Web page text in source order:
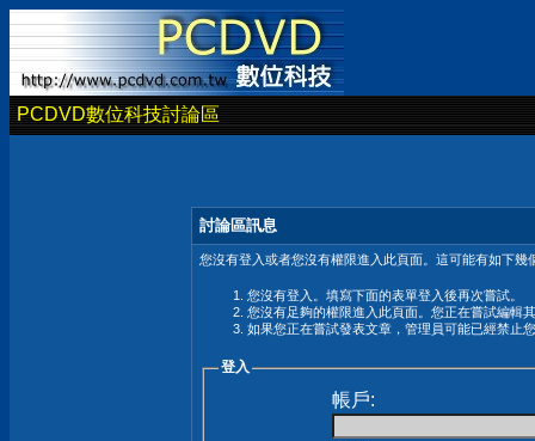
PCDVD數位科技討論區
討論區訊息
您沒有登入或者您沒有權限進入此頁面。這可能有如下幾
您沒有登入。填寫下面的表單登入後再次嘗試。
您沒有足夠的權限進入此頁面。您正在嘗試編輯
如果您正在嘗試發表文章，管理員可能已經禁止
登入
帳戶: